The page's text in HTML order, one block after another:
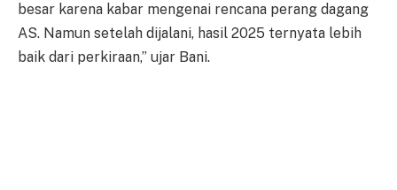
besar karena kabar mengenai rencana perang dagang
AS. Namun setelah dijalani, hasil 2025 ternyata lebih
baik dari perkiraan,” ujar Bani.